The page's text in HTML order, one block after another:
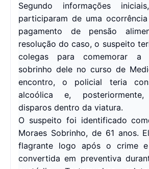
Segundo informações
participaram de uma
pagamento de pensão
resolução do caso, o suspeito
colegas para comemorar a
sobrinho dele no curso de
encontro, o policial teria
alcoólica e,
disparos dentro da viatura.
O suspeito foi identificado
Moraes Sobrinho, de 61 anos.
flagrante logo após o crime
convertida em preventiva